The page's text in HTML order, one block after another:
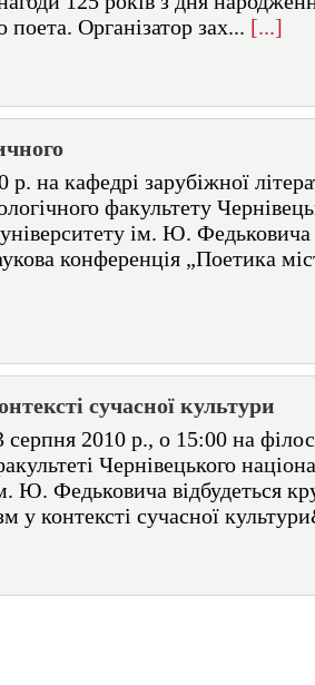
поета. Організатор зах... [...]
на кафедрі зарубіжної
факультету
ім. Ю. Федьковича
конференція „Поетика
сучасної культури
2010 р., о 15:00 на
Чернівецького
Ю. Федьковича відбудеться
у контексті сучасної